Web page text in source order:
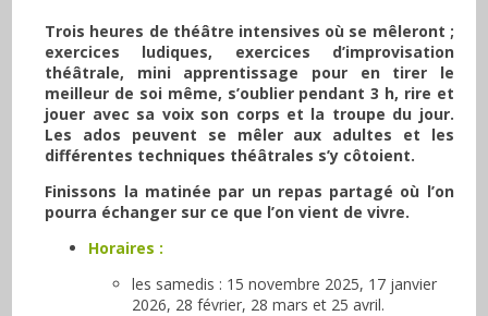
Trois heures de théâtre intensives où se mêleront ;
exercices ludiques, exercices d’improvisation
théâtrale, mini apprentissage pour en tirer le
meilleur de soi même, s’oublier pendant 3 h, rire et
jouer avec sa voix son corps et la troupe du jour.
Les ados peuvent se mêler aux adultes et les
différentes techniques théâtrales s’y côtoient.
Finissons la matinée par un repas partagé où l’on
pourra échanger sur ce que l’on vient de vivre.
Horaires :
les samedis : 15 novembre 2025, 17 janvier
2026, 28 février, 28 mars et 25 avril.